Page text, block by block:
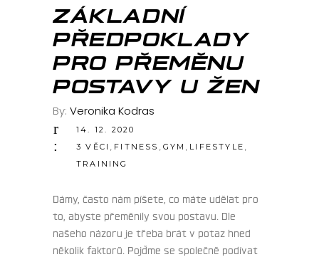
ZÁKLADNÍ
PŘEDPOKLADY
PRO PŘEMĚNU
POSTAVY U ŽEN
By: Veronika Kodras
14. 12. 2020
3 VĚCI
FITNESS GYM LIFESTYLE
TRAINING
Dámy, často nám píšete, co máte udělat pro
to, abyste přeměnily svou postavu. Dle
našeho názoru je třeba brát v potaz hned
několik faktorů. Pojďme se společně podívat